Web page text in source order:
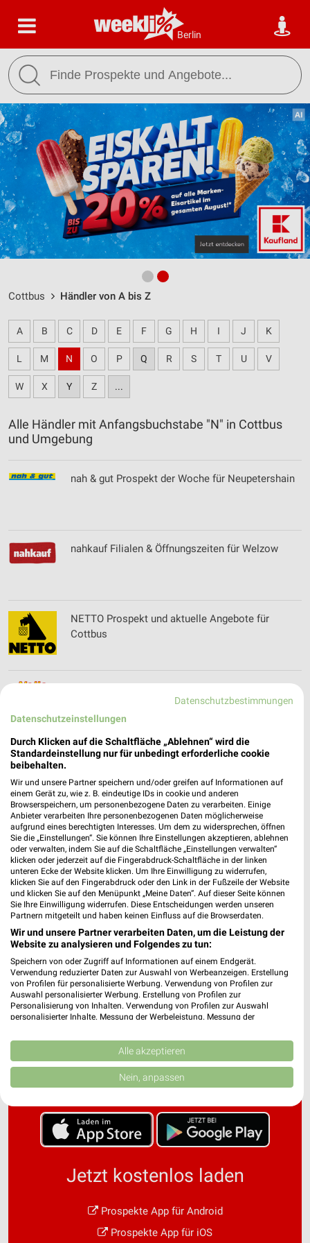
Berlin
Cottbus Händler von A bis Z
A B C D E F G H I J K
L M N O P Q R S T U V
W X Y Z ...
Alle Händler mit Anfangsbuchstabe "N" in Cottbus
und Umgebung
nah & gut Prospekt der Woche für Neupetershain
nahkauf Filialen & Öffnungszeiten für Welzow
NETTO Prospekt und aktuelle Angebote für
Cottbus
NKD Online Prospekt für Cottbus
Nordsee Prospekte & Aktionen für Cottbus
NORMA Prospekt und aktuelle Angebote für
Cottbus
Noch mehr Angebote in
der weekli App!
Jetzt kostenlos laden
Prospekte App für Android
Prospekte App für iOS
Datenschutzbestimmungen
Datenschutzeinstellungen
Durch Klicken auf die Schaltfläche „Ablehnen“ wird die
Standardeinstellung nur für unbedingt erforderliche cookie
beibehalten.
Wir und unsere Partner speichern und/oder greifen auf Informationen auf
einem Gerät zu, wie z. B. eindeutige IDs in cookie und anderen
Browserspeichern, um personenbezogene Daten zu verarbeiten. Einige
Anbieter verarbeiten Ihre personenbezogenen Daten möglicherweise
aufgrund eines berechtigten Interesses. Um dem zu widersprechen, öffnen
Sie die „Einstellungen“. Sie können Ihre Einstellungen akzeptieren, ablehnen
oder verwalten, indem Sie auf die Schaltfläche „Einstellungen verwalten“
klicken oder jederzeit auf die Fingerabdruck-Schaltfläche in der linken
unteren Ecke der Website klicken. Um Ihre Einwilligung zu widerrufen,
klicken Sie auf den Fingerabdruck oder den Link in der Fußzeile der Website
und klicken Sie auf den Menüpunkt „Meine Daten“. Auf dieser Seite können
Sie Ihre Einwilligung widerrufen. Diese Entscheidungen werden unseren
Partnern mitgeteilt und haben keinen Einfluss auf die Browserdaten.
Wir und unsere Partner verarbeiten Daten, um die Leistung der
Website zu analysieren und Folgendes zu tun:
Speichern von oder Zugriff auf Informationen auf einem Endgerät.
Verwendung reduzierter Daten zur Auswahl von Werbeanzeigen. Erstellung
von Profilen für personalisierte Werbung. Verwendung von Profilen zur
Auswahl personalisierter Werbung. Erstellung von Profilen zur
Personalisierung von Inhalten. Verwendung von Profilen zur Auswahl
personalisierter Inhalte. Messung der Werbeleistung. Messung der
Kombinationen von Daten aus verschiedenen Quellen. Entwicklung und
Verbesserung der Angebote. Verwendung reduzierter Daten zur Auswahl
von Inhalten.
Daten können außerhalb der Europäischen Union weitergegeben und in die
Website/App.
Partnerliste anzeigen (1 IAB-Anbieter)
Wir nutzen Ihre Daten für folgende Zwecke:
Speichern von oder Zugriff auf Informationen
Alle akzeptieren
Nein, anpassen